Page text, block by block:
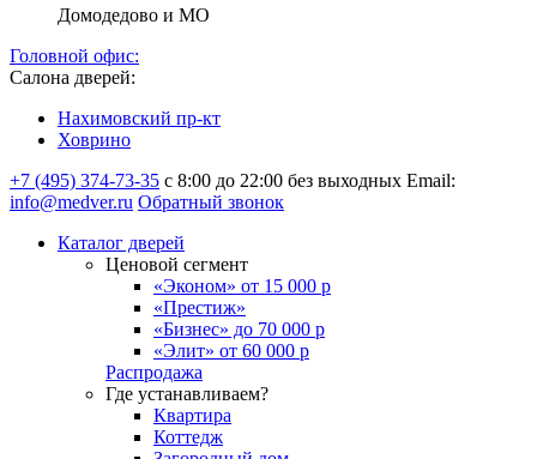
Домодедово и МО
Головной офис:
Салона дверей:
Нахимовский пр-кт
Ховрино
+7 (495) 374-73-35 с 8:00 до 22:00 без выходных Email:
info@medver.ru Обратный звонок
Каталог дверей
Ценовой сегмент
«Эконом» от 15 000 р
«Престиж»
«Бизнес» до 70 000 р
«Элит» от 60 000 р
Распродажа
Где устанавливаем?
Квартира
Коттедж